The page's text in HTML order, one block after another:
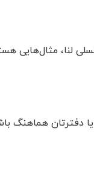
لنا، مثال‌هایی
یا دفترتان